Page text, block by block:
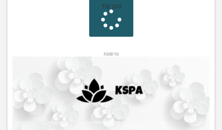
טען עוד
פרסומת